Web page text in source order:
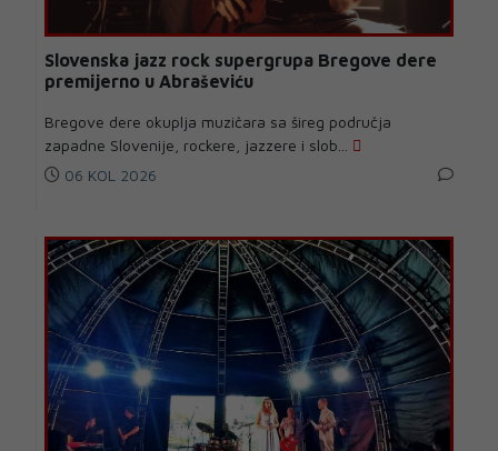
Slovenska jazz rock supergrupa Bregove dere
premijerno u Abraševiću
Bregove dere okuplja muzičara sa šireg područja
zapadne Slovenije, rockere, jazzere i slob...
06 KOL 2026